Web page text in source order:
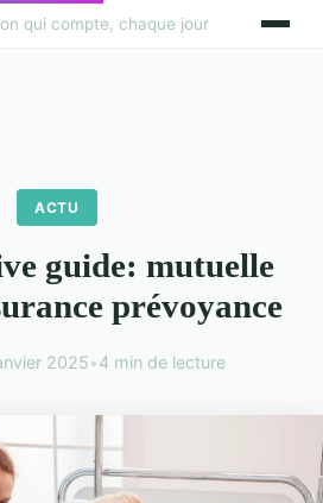
qui compte, chaque jour
ACTU
guide: mutuelle
prévoyance
2025•4 min de lecture